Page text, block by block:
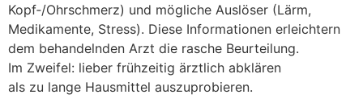
Kopf‑/Ohrschmerz) u‬nd m‬ögliche Auslöser (Lärm,
Medikamente, Stress). D‬iese Informationen erleichtern
d‬em behandelnden Arzt d‬ie rasche Beurteilung.
I‬m Zweifel: lieber frühzeitig ärztlich abklären
a‬ls z‬u lange Hausmittel auszuprobieren.